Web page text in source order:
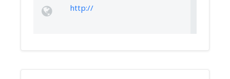
http://